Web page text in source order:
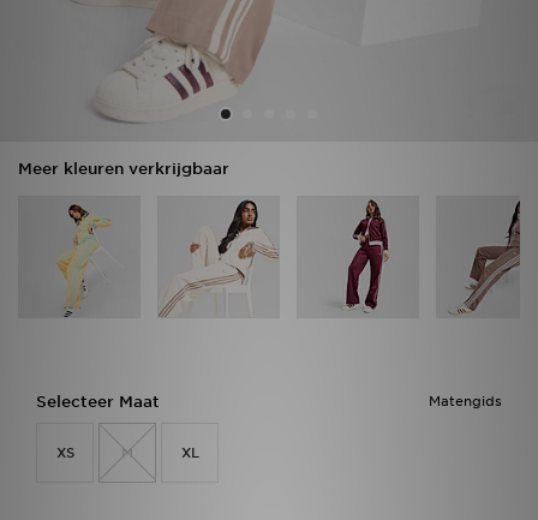
Meer kleuren verkrijgbaar
Matengids
Selecteer Maat
XS M XL
Download de app
Wie wij zijn